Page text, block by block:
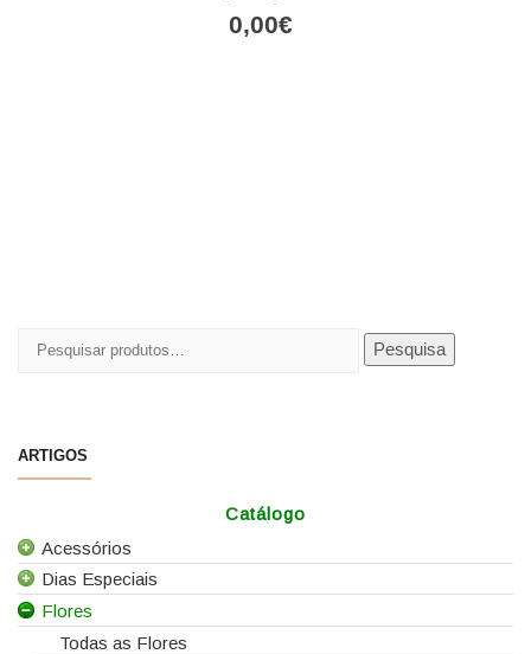
0,00€
Pesquisar
Pesquisa
ARTIGOS
Catálogo
Acessórios
Todos os Acessórios
Alfinetes
Arames
Dias Especiais
25 de Abril
Casamentos
Flores
Todas as Flores